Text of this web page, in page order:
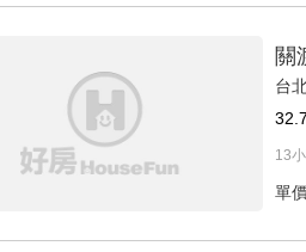
關
台
13
單